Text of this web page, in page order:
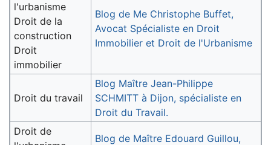
l'urbanisme
Droit de la
construction
Droit
immobilier
Blog de Me Christophe Buffet,
Avocat Spécialiste en Droit
Immobilier et Droit de l'Urbanisme
Droit du travail
Blog Maître Jean-Philippe
SCHMITT à Dijon, spécialiste en
Droit du Travail.
Droit de
Blog de Maître Edouard Guillou,